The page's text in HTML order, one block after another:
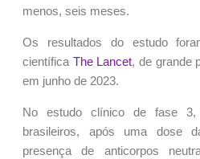
menos, seis meses.
Os resultados do estudo
científica The Lancet, de grande
em junho de 2023.
No estudo clínico de fase 3,
brasileiros, após uma dose
presença de anticorpos